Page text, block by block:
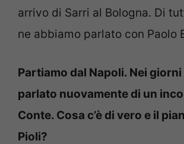
arrivo di Sarri al Bologna. Di
ne abbiamo parlato con Paolo
Partiamo dal Napoli. Nei
parlato nuovamente di un
Conte. Cosa c’è di vero e il
Pioli?